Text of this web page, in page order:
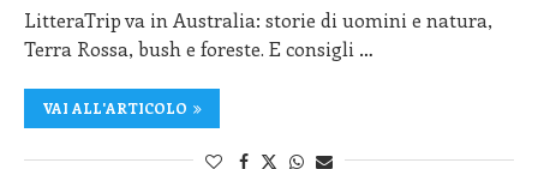
LitteraTrip va in Australia: storie di uomini e natura,
Terra Rossa, bush e foreste. E consigli …
VAI ALL'ARTICOLO